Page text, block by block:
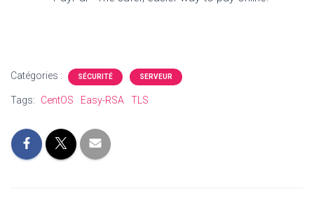
Catégories : SÉCURITÉ SERVEUR
Tags: CentOS Easy-RSA TLS